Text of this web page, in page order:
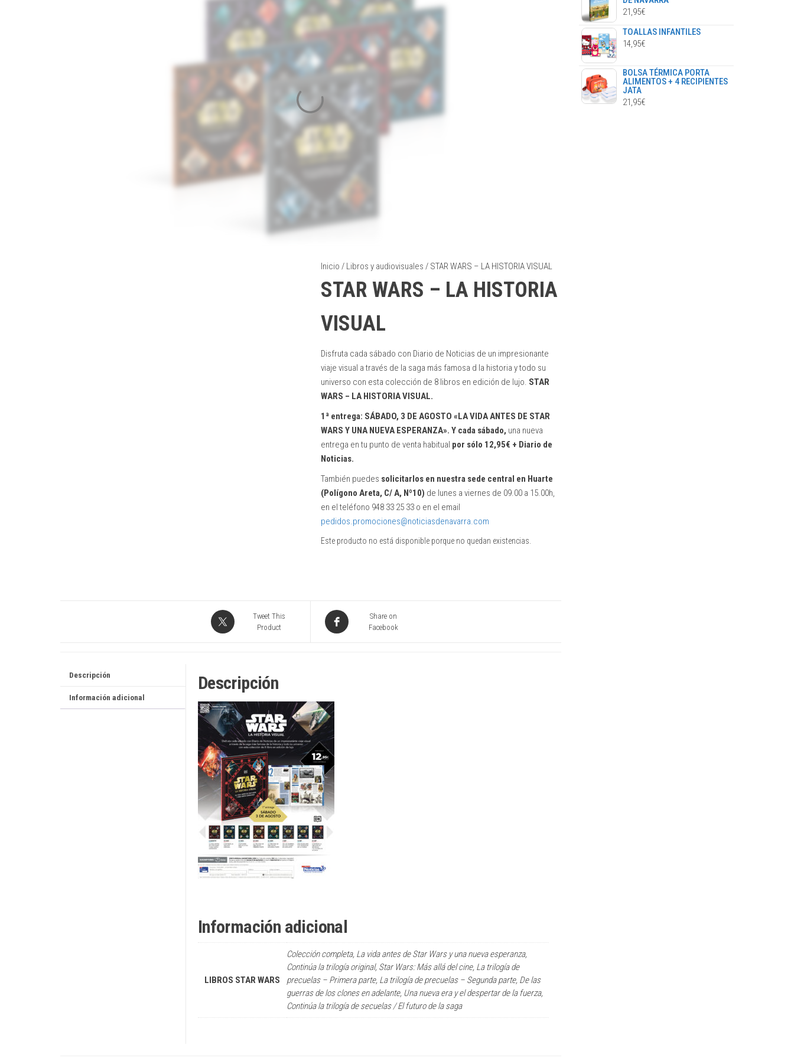
Inicio / Libros y audiovisuales / STAR WARS – LA HISTORIA VISUAL
STAR WARS – LA HISTORIA
VISUAL
Disfruta cada sábado con Diario de Noticias de un impresionante
viaje visual a través de la saga más famosa d la historia y todo su
universo con esta colección de 8 libros en edición de lujo. STAR
WARS – LA HISTORIA VISUAL.
1ª entrega: SÁBADO, 3 DE AGOSTO «LA VIDA ANTES DE STAR
WARS Y UNA NUEVA ESPERANZA». Y cada sábado, una nueva
entrega en tu punto de venta habitual por sólo 12,95€ + Diario de
Noticias.
También puedes solicitarlos en nuestra sede central en Huarte
(Polígono Areta, C/ A, Nº10) de lunes a viernes de 09.00 a 15.00h,
en el teléfono 948 33 25 33 o en el email
pedidos.promociones@noticiasdenavarra.com
Este producto no está disponible porque no quedan existencias.
Tweet This
Product
Share on
Facebook
Descripción
Información adicional
Descripción
Información adicional
LIBROS STAR WARS
Colección completa, La vida antes de Star Wars y una nueva esperanza,
Continúa la trilogía original, Star Wars: Más allá del cine, La trilogía de
precuelas – Primera parte, La trilogía de precuelas – Segunda parte, De las
guerras de los clones en adelante, Una nueva era y el despertar de la fuerza,
Continúa la trilogía de secuelas / El futuro de la saga
21,95€
TOALLAS INFANTILES
14,95€
BOLSA TÉRMICA PORTA
ALIMENTOS + 4 RECIPIENTES
JATA
21,95€